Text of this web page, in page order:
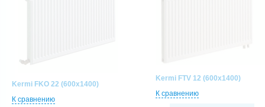
Kermi FKO 22 (600x1400)
К сравнению
Kermi FTV 12 (600x1400)
К сравнению